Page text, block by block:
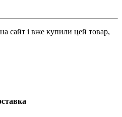
сайт і вже купили цей товар,